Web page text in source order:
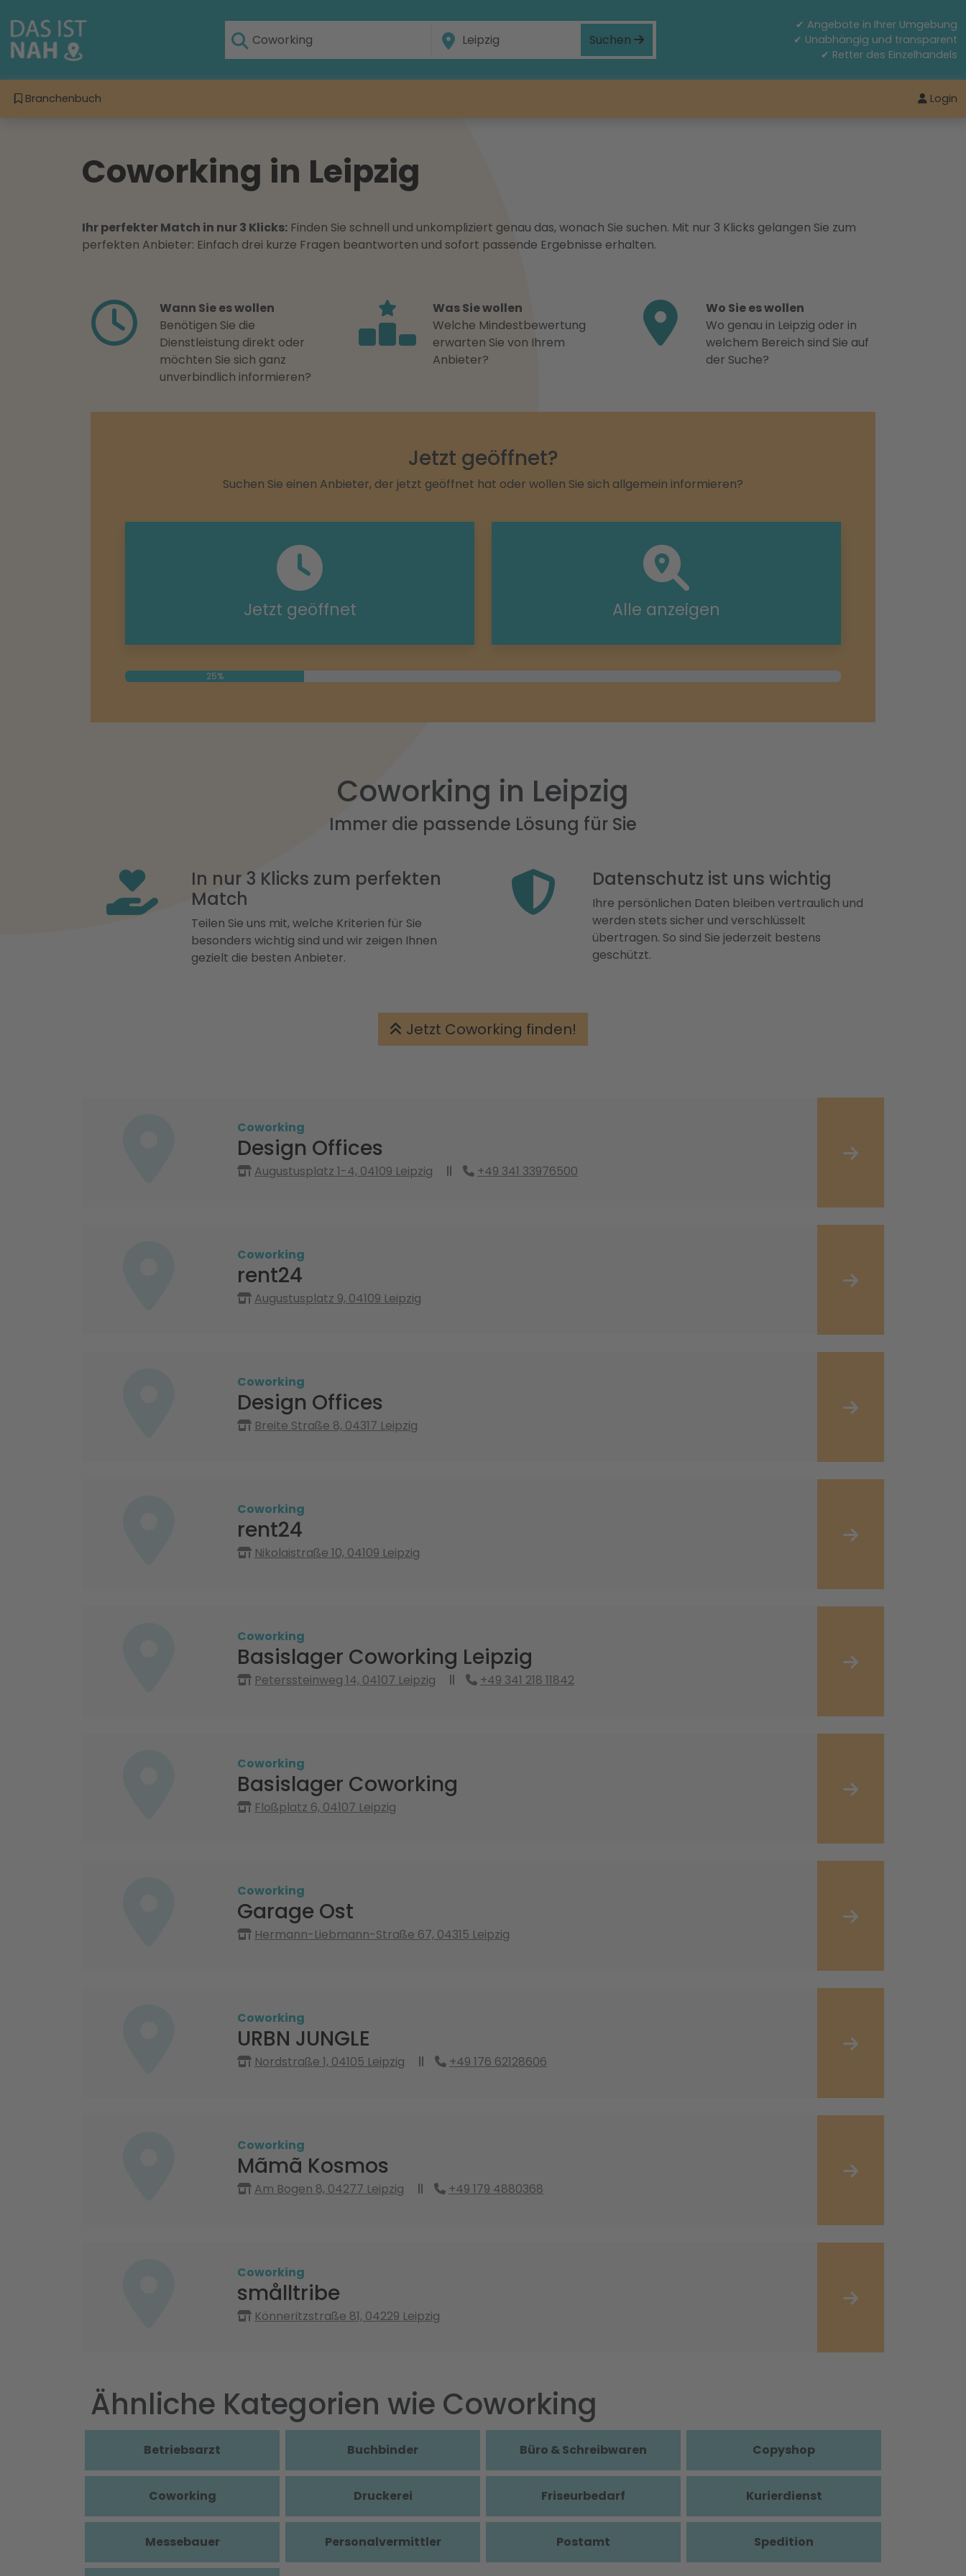
Suchen
✔ Angebote in Ihrer Umgebung
✔ Unabhängig und transparent
✔ Retter des Einzelhandels
Branchenbuch Login
Coworking in Leipzig
Ihr perfekter Match in nur 3 Klicks: Finden Sie schnell und unkompliziert genau das, wonach Sie suchen. Mit nur 3 Klicks gelangen Sie zum
perfekten Anbieter: Einfach drei kurze Fragen beantworten und sofort passende Ergebnisse erhalten.
Wann Sie es wollen
Benötigen Sie die
Dienstleistung direkt oder
möchten Sie sich ganz
unverbindlich informieren?
Was Sie wollen
Welche Mindestbewertung
erwarten Sie von Ihrem
Anbieter?
Wo Sie es wollen
Wo genau in Leipzig oder in
welchem Bereich sind Sie auf
der Suche?
Jetzt geöffnet?
Suchen Sie einen Anbieter, der jetzt geöffnet hat oder wollen Sie sich allgemein informieren?
Jetzt geöffnet Alle anzeigen
25%
Coworking in Leipzig
Immer die passende Lösung für Sie
In nur 3 Klicks zum perfekten
Match
Teilen Sie uns mit, welche Kriterien für Sie
besonders wichtig sind und wir zeigen Ihnen
gezielt die besten Anbieter.
Datenschutz ist uns wichtig
Ihre persönlichen Daten bleiben vertraulich und
werden stets sicher und verschlüsselt
übertragen. So sind Sie jederzeit bestens
geschützt.
Jetzt Coworking finden!
Coworking
Design Offices
Augustusplatz 1-4, 04109 Leipzig +49 341 33976500
Coworking
rent24
Augustusplatz 9, 04109 Leipzig
Coworking
Design Offices
Breite Straße 8, 04317 Leipzig
Coworking
rent24
Nikolaistraße 10, 04109 Leipzig
Coworking
Basislager Coworking Leipzig
Peterssteinweg 14, 04107 Leipzig +49 341 218 11842
Coworking
Basislager Coworking
Floßplatz 6, 04107 Leipzig
Coworking
Garage Ost
Hermann-Liebmann-Straße 67, 04315 Leipzig
Coworking
URBN JUNGLE
Nordstraße 1, 04105 Leipzig +49 176 62128606
Coworking
Mãmã Kosmos
Am Bogen 8, 04277 Leipzig +49 179 4880368
Coworking
smålltribe
Könneritzstraße 81, 04229 Leipzig
Ähnliche Kategorien wie Coworking
Betriebsarzt Buchbinder Büro & Schreibwaren Copyshop
Coworking Druckerei Friseurbedarf Kurierdienst
Messebauer Personalvermittler Postamt Spedition